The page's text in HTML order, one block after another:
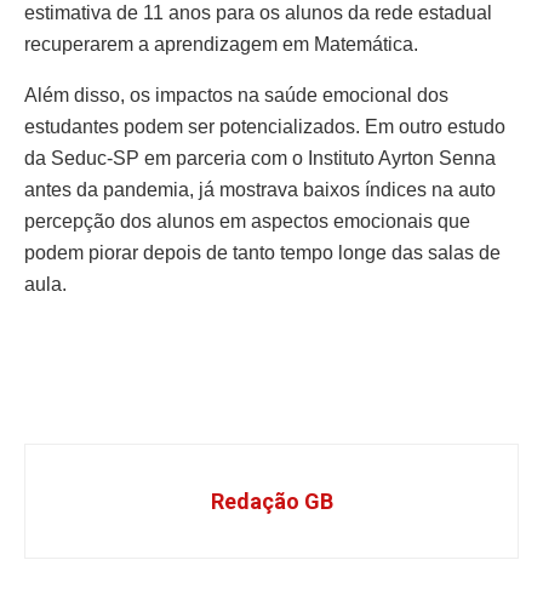
estimativa de 11 anos para os alunos da rede estadual
recuperarem a aprendizagem em Matemática.
Além disso, os impactos na saúde emocional dos
estudantes podem ser potencializados. Em outro estudo
da Seduc-SP em parceria com o Instituto Ayrton Senna
antes da pandemia, já mostrava baixos índices na auto
percepção dos alunos em aspectos emocionais que
podem piorar depois de tanto tempo longe das salas de
aula.
Redação GB